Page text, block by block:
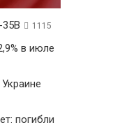
1115
в июле
погибли